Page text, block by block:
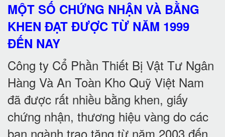
MỘT SỐ CHỨNG NHẬN VÀ BẰNG
KHEN ĐẠT ĐƯỢC TỪ NĂM 1999
ĐẾN NAY
Công ty Cổ Phần Thiết Bị Vật Tư Ngân
Hàng Và An Toàn Kho Quỹ Việt Nam
đã được rất nhiều bằng khen, giấy
chứng nhận, thương hiệu vàng do các
ban ngành trao tặng từ năm 2003 đến